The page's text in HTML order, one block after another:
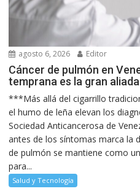
agosto 6, 2026 Editor
Cáncer de pulmón en
temprana es la gran
***Más allá del cigarrillo
el humo de leña elevan los
Sociedad Anticancerosa de
antes de los síntomas marca la
de pulmón se mantiene como
para...
Salud y Tecnología